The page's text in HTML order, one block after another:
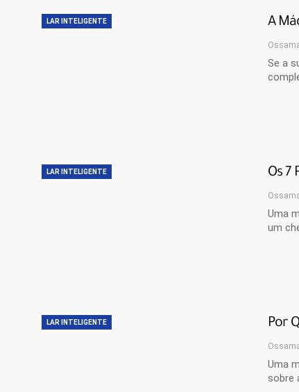
LAR INTELIGENTE A
Se a
LAR INTELIGENTE Os 7
Uma
um
LAR INTELIGENTE Por
Uma
sobre